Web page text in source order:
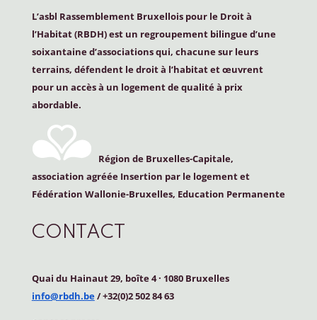
L’asbl Rassemblement Bruxellois pour le Droit à
l’Habitat (RBDH) est un regroupement bilingue d’une
soixantaine d’associations qui, chacune sur leurs
terrains, défendent le droit à l’habitat et œuvrent
pour un accès à un logement de qualité à prix
abordable.
Région de Bruxelles-Capitale,
association agréée Insertion par le logement et
Fédération Wallonie-Bruxelles, Education Permanente
CONTACT
Quai du Hainaut 29, boîte 4· 1080 Bruxelles
info@rbdh.be/ +32(0)2 502 84 63